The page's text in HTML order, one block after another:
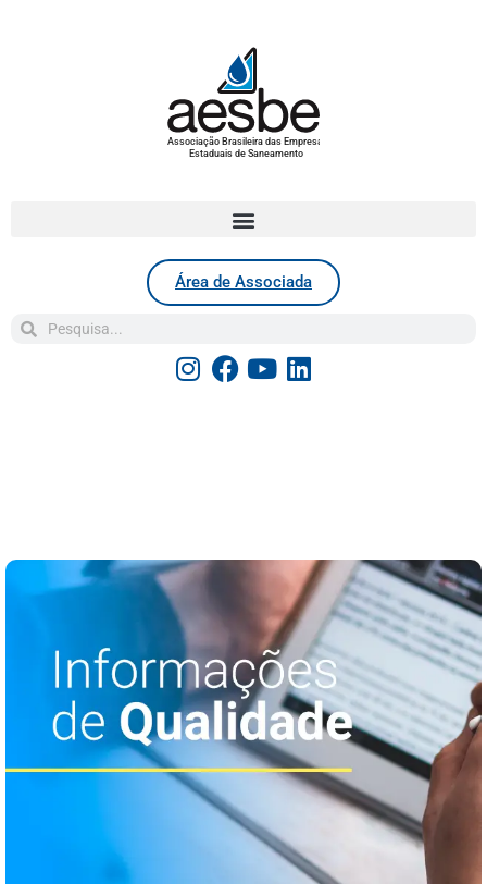
Associação Brasileira das Empresas
Estaduais de Saneamento
Área de Associada